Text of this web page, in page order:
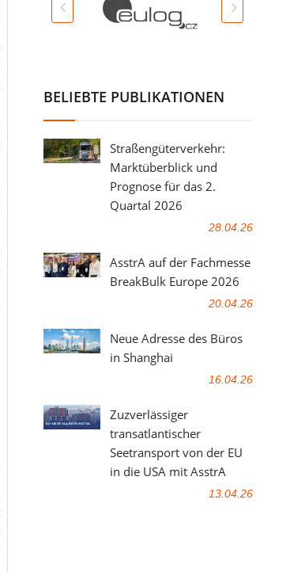
BELIEBTE PUBLIKATIONEN
Straßengüterverkehr:
Marktüberblick und
Prognose für das 2.
Quartal 2026
28.04.26
AsstrA auf der Fachmesse
BreakBulk Europe 2026
20.04.26
Neue Adresse des Büros
in Shanghai
16.04.26
Zuzverlässiger
transatlantischer
Seetransport von der EU
in die USA mit AsstrA
13.04.26